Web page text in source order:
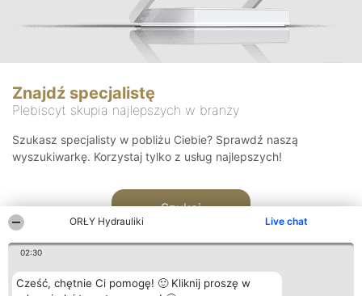
ORŁY Hydrauliki Live chat
02:30
Cześć, chętnie Ci pomogę! 🙂 Kliknij proszę w
Znajdź specjalistę
Plebiscyt skupia najlepszych w branży
Szukasz specjalisty w pobliżu Ciebie? Sprawdź naszą
wyszukiwarkę. Korzystaj tylko z usług najlepszych!
Szukaj